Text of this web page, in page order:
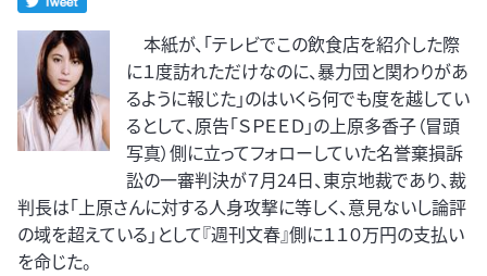
本紙が、「テレビでこの飲食店を紹介した際
に１度訪れただけなのに、暴力団と関わりがあ
るように報じた」のはいくら何でも度を越してい
るとして、原告「ＳＰＥＥＤ」の上原多香子（冒頭
写真）側に立ってフォローしていた名誉棄損訴
訟の一審判決が７月24日、東京地裁であり、裁
判長は「上原さんに対する人身攻撃に等しく、意見ないし論評
の域を超えている」として『週刊文春』側に１１０万円の支払い
を命じた。